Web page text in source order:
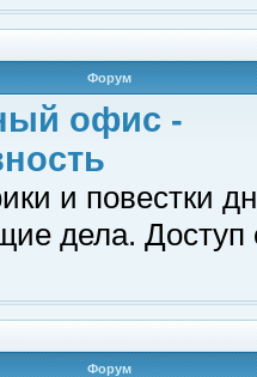
Форум
офис -
и повестки
дела.
Форум